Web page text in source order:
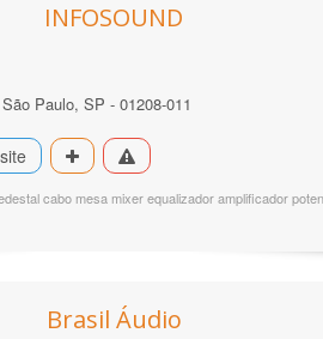
INFOSOUND
Paulo, SP - 01208-011
cabo mesa mixer equalizador amplificador
Brasil Áudio